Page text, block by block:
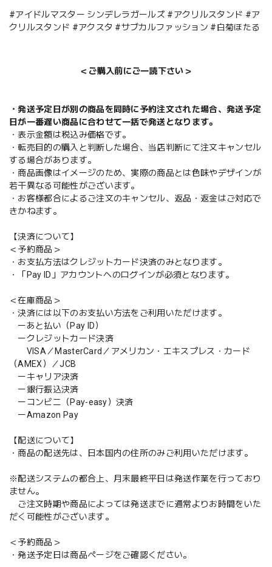
#アイドルマスター シンデレラガールズ #アクリルスタンド #ア
クリルスタンド #アクスタ #サブカルファッション #白菊ほたる
＜ご購入前にご一読下さい＞
・発送予定日が別の商品を同時に予約注文された場合、発送予定
日が一番遅い商品に合わせて一括で発送となります。
・表示金額は税込み価格です。
・転売目的の購入と判断した場合、当店判断にて注文キャンセル
する場合があります。
・商品画像はイメージのため、実際の商品とは色味やデザインが
若干異なる可能性がございます。
・お客様都合によるご注文のキャンセル、返品・返金はご対応で
きかねます。
【決済について】
＜予約商品＞
・お支払方法はクレジットカード決済のみとなります。
・「Pay ID」アカウントへのログインが必須となります。
＜在庫商品＞
・決済には以下のお支払い方法をご利用いただけます。
ーあと払い（Pay ID）
ークレジットカード決済
VISA／MasterCard／アメリカン・エキスプレス・カード
（AMEX）／JCB
ーキャリア決済
ー銀行振込決済
ーコンビニ（Pay-easy）決済
ーAmazon Pay
【配送について】
・商品の配送先は、日本国内の住所のみご利用いただけます。
※配送システムの都合上、月末最終平日は発送作業を行っており
ません。
ご注文時期や商品によっては発送までに通常よりお時間をいた
だく可能性がございます。
＜予約商品＞
・発送予定日は商品ページをご確認ください。